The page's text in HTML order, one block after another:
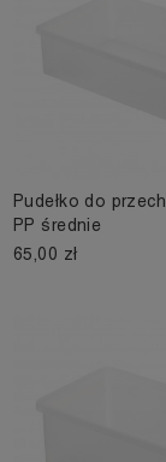
Pudełko do
PP średnie
65,00 zł